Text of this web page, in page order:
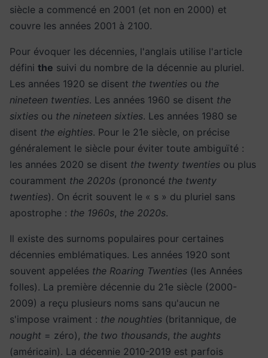
siècle a commencé en 2001 (et non en 2000) et
couvre les années 2001 à 2100.
Pour évoquer les décennies, l'anglais utilise l'article
défini the suivi du nombre de la décennie au pluriel.
Les années 1920 se disent the twenties ou the
nineteen twenties. Les années 1960 se disent the
sixties ou the nineteen sixties. Les années 1980 se
disent the eighties. Pour le 21e siècle, on précise
généralement le siècle pour éviter toute ambiguïté :
les années 2020 se disent the twenty twenties ou plus
couramment the 2020s (prononcé the twenty
twenties). On écrit souvent le « s » du pluriel sans
apostrophe : the 1960s, the 2020s.
Il existe des surnoms populaires pour certaines
décennies emblématiques. Les années 1920 sont
souvent appelées the Roaring Twenties (les Années
folles). La première décennie du 21e siècle (2000-
2009) a reçu plusieurs noms sans qu'aucun ne
s'impose vraiment : the noughties (britannique, de
nought = zéro), the two thousands, the aughts
(américain). La décennie 2010-2019 est parfois